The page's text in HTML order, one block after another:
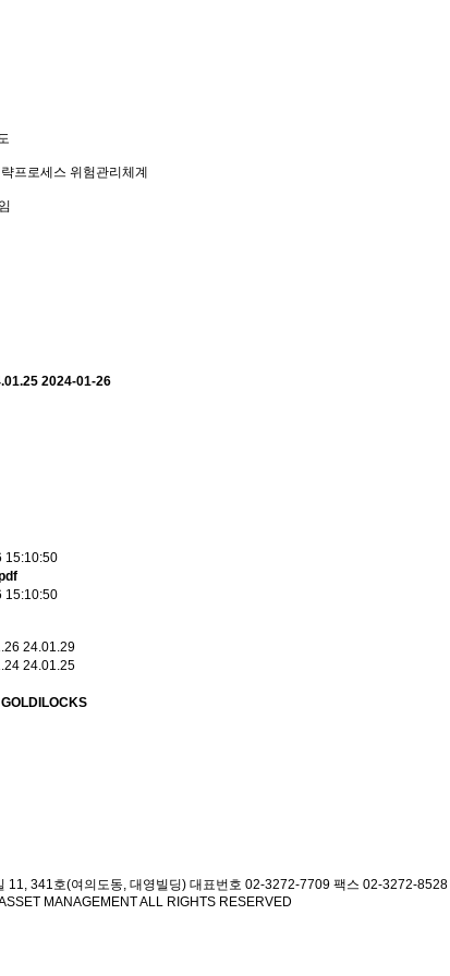
프로세스 위험관리체계
2024-01-26
15:10:50
15:10:50
24.01.29
24.01.25
11, 341호(여의도동, 대영빌딩) 대표번호 02-3272-7709 팩스 02-3272-8528
MANAGEMENT ALL RIGHTS RESERVED